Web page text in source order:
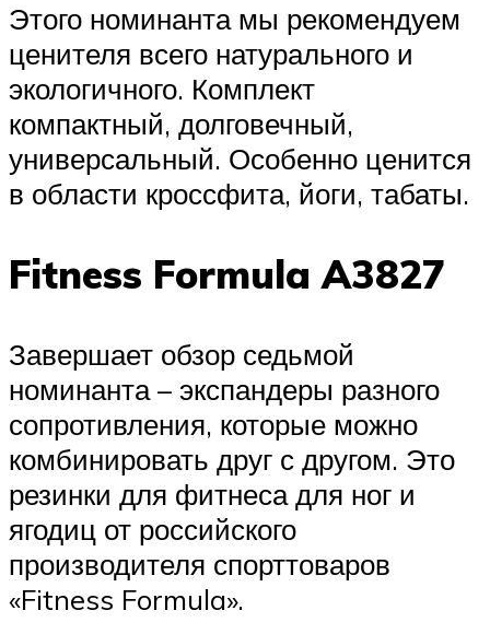
Этого номинанта мы рекомендуем
ценителя всего натурального и
экологичного. Комплект
компактный, долговечный,
универсальный. Особенно ценится
в области кроссфита, йоги, табаты.
Fitness Formula A3827
Завершает обзор седьмой
номинанта – экспандеры разного
сопротивления, которые можно
комбинировать друг с другом. Это
резинки для фитнеса для ног и
ягодиц от российского
производителя спорттоваров
«Fitness Formula».